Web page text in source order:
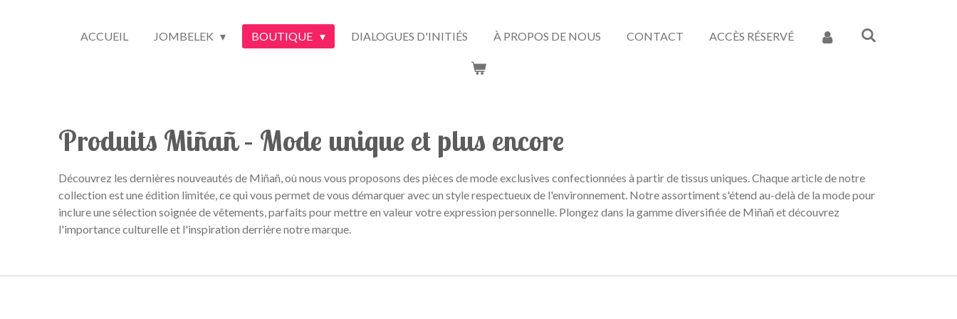
ACCUEIL JOMBELEK BOUTIQUE DIALOGUES D'INITIÉS À PROPOS DE NOUS CONTACT ACCÈS RÉSERVÉ
Produits Miñañ – Mode unique et plus encore
Découvrez les dernières nouveautés de Miñañ, où nous vous proposons des pièces de mode exclusives confectionnées à partir de tissus uniques. Chaque article de notre
collection est une édition limitée, ce qui vous permet de vous démarquer avec un style respectueux de l'environnement. Notre assortiment s'étend au-delà de la mode pour
inclure une sélection soignée de vêtements, parfaits pour mettre en valeur votre expression personnelle. Plongez dans la gamme diversifiée de Miñañ et découvrez
l'importance culturelle et l'inspiration derrière notre marque.